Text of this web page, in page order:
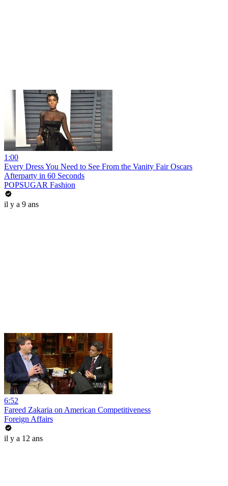
1:00
Every Dress You Need to See From the Vanity Fair Oscars
Afterparty in 60 Seconds
POPSUGAR Fashion
il y a 9 ans
6:52
Fareed Zakaria on American Competitiveness
Foreign Affairs
il y a 12 ans